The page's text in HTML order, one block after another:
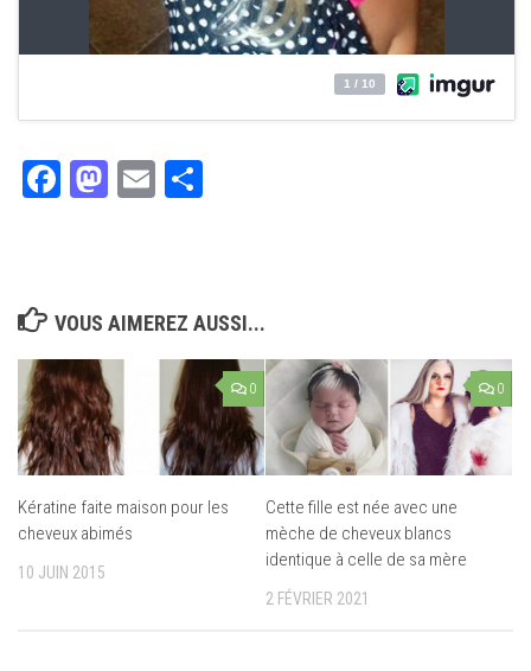
Facebook
Mastodon
Email
VOUS AIMEREZ AUSSI...
0
Kératine faite maison pour les
cheveux abimés
10 JUIN 2015
0
Cette fille est née avec une
mèche de cheveux blancs
identique à celle de sa mère
2 FÉVRIER 2021